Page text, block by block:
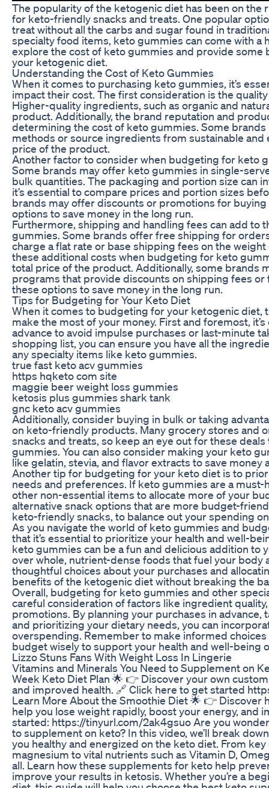
The popularity of the ketogenic diet has been on the
for keto-friendly snacks and treats. One popular
treat without all the carbs and sugar found in
specialty food items, keto gummies can come with a
explore the cost of keto gummies and provide
your ketogenic diet.
Understanding the Cost of Keto Gummies
When it comes to purchasing keto gummies, it’s
impact their cost. The first consideration is the
Higher-quality ingredients, such as organic and
product. Additionally, the brand reputation and
determining the cost of keto gummies. Some
methods or source ingredients from sustainable and
price of the product.
Another factor to consider when budgeting for keto
Some brands may offer keto gummies in single-
bulk quantities. The packaging and portion size can
it’s essential to compare prices and portion sizes
brands may offer discounts or promotions for buying
options to save money in the long run.
Furthermore, shipping and handling fees can add to
gummies. Some brands offer free shipping for
charge a flat rate or base shipping fees on the
these additional costs when budgeting for keto
total price of the product. Additionally, some brands
programs that provide discounts on shipping fees or
these options to save money in the long run.
Tips for Budgeting for Your Keto Diet
When it comes to budgeting for your ketogenic diet,
make the most of your money. First and foremost,
advance to avoid impulse purchases or last-minute
shopping list, you can ensure you have all the
any specialty items like keto gummies.
true fast keto acv gummies
https hqketo com site
maggie beer weight loss gummies
ketosis plus gummies shark tank
gnc keto acv gummies
Additionally, consider buying in bulk or taking
on keto-friendly products. Many grocery stores and
snacks and treats, so keep an eye out for these
gummies. You can also consider making your keto
like gelatin, stevia, and flavor extracts to save
Another tip for budgeting for your keto diet is to
needs and preferences. If keto gummies are a
other non-essential items to allocate more of your
alternative snack options that are more budget-
keto-friendly snacks, to balance out your spending
As you navigate the world of keto gummies and
that it’s essential to prioritize your health and well-
keto gummies can be a fun and delicious addition to
over whole, nutrient-dense foods that fuel your body
thoughtful choices about your purchases and
benefits of the ketogenic diet without breaking the
Overall, budgeting for keto gummies and other
careful consideration of factors like ingredient
promotions. By planning your purchases in advance,
and prioritizing your dietary needs, you can
overspending. Remember to make informed
budget wisely to support your health and well-being
Lizzo Stuns Fans With Weight Loss In Lingerie
Vitamins and Minerals You Need to Supplement on
Week Keto Diet Plan 🌟 👉 Discover your own
and improved health. 🔗 Click here to get started
Learn More About the Smoothie Diet 🌟 👉 Discover
help you lose weight rapidly, boost your energy, and
started: https://tinyurl.com/2ak4gsuo Are you
to supplement on keto? In this video, we’ll break
you healthy and energized on the keto diet. From
magnesium to vital nutrients such as Vitamin D,
all. Learn how these supplements for keto help
improve your results in ketosis. Whether you’re a